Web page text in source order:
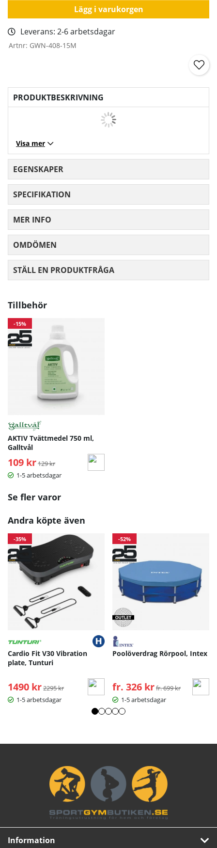
Lägg i varukorgen
Leverans: 2-6 arbetsdagar
Artnr: GWN-408-15M
PRODUKTBESKRIVNING
Visa mer
EGENSKAPER
SPECIFIKATION
MER INFO
OMDÖMEN
STÄLL EN PRODUKTFRÅGA
Tillbehör
-15%
AKTIV Tvättmedel 750 ml,
Galltvål
109 kr Ordinarie pris:
129 kr
1-5 arbetsdagar
Se fler varor
Andra köpte även
-35%
Cardio Fit V30 Vibration
plate, Tunturi
1490 kr Ordinarie pris:
2295 kr
1-5 arbetsdagar
-52%
Poolöverdrag Rörpool, Intex
fr. 326 kr Ordinarie pris:
fr. 699 kr
1-5 arbetsdagar
Information